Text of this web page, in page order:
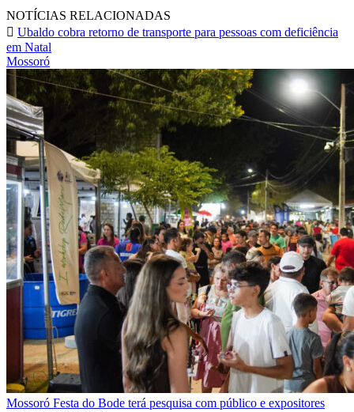
NOTÍCIAS RELACIONADAS
Ubaldo cobra retorno de transporte para pessoas com deficiência
em Natal
Mossoró
Mossoró Festa do Bode terá pesquisa com público e expositores